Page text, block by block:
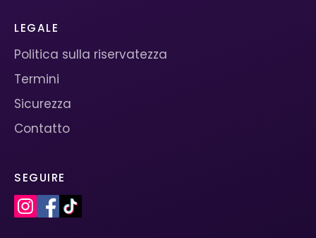
LEGALE
Politica sulla riservatezza
Termini
Sicurezza
Contatto
SEGUIRE